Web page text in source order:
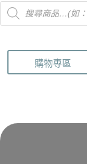
Products
search
購物專區